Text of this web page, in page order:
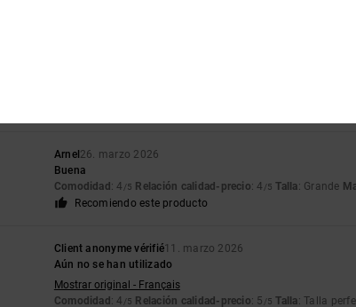
Arnel 26. marzo 2026
Buena
Comodidad : 4 /5 Relación calidad-precio: 4 /5 Talla: Grande
Recomiendo este producto
Client anonyme vérifié11. marzo 2026
Aún no se han utilizado
Mostrar original - Français
Comodidad : 4 /5 Relación calidad-precio: 5 /5 Talla: Talla